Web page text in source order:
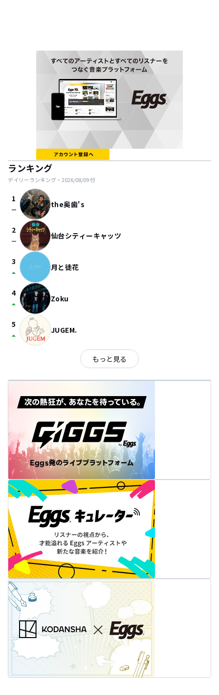
ランキング
デイリーランキング・ 2026/08/09付
1
check_indeterminate_small the奥歯's
2
check_indeterminate_small 仙台シティーキャッツ
3
arrow_drop_up 月と徒花
4
arrow_drop_up Zoku
5
arrow_drop_up JUGEM.
もっと見る